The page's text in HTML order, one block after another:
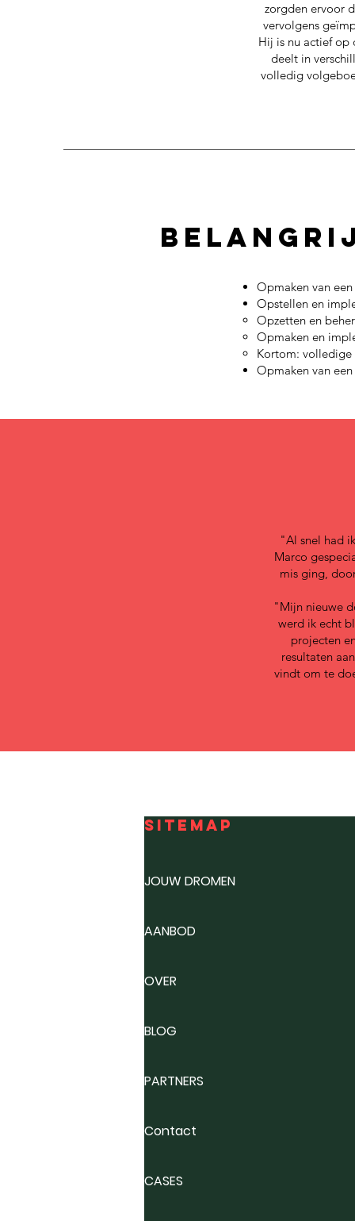
zorgden ervoor
vervolgens
Hij is nu actief op
deelt in
volledig
Opmaken van
Opstellen en
Opzetten en
Opmaken en
Kortom:
Opmaken van
"Al snel had
Marco
mis ging,
"Mijn nieuwe
werd ik echt
projecten
resultaten
vindt om te
SITEMAP
JOUW DROMEN
AANBOD
OVER
BLOG
PARTNERS
Contact
CASES